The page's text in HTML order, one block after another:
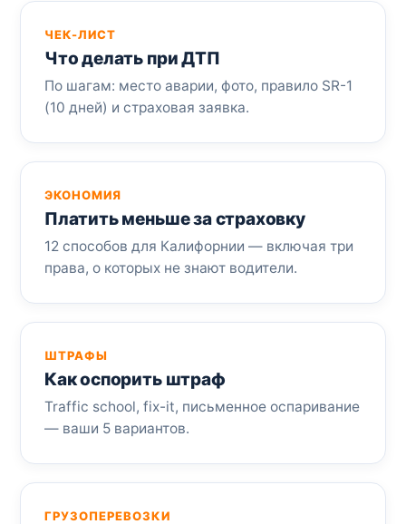
ЧЕК-ЛИСТ
Что делать при ДТП
По шагам: место аварии, фото, правило SR-1
(10 дней) и страховая заявка.
ЭКОНОМИЯ
Платить меньше за страховку
12 способов для Калифорнии — включая три
права, о которых не знают водители.
ШТРАФЫ
Как оспорить штраф
Traffic school, fix-it, письменное оспаривание
— ваши 5 вариантов.
ГРУЗОПЕРЕВОЗКИ